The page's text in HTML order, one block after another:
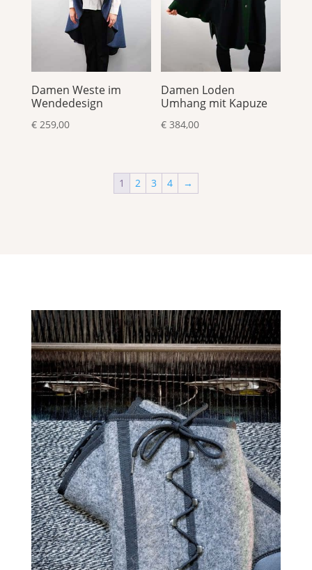
Damen Weste im
Wendedesign
€259,00
Damen Loden
Umhang mit Kapuze
€ 384,00
1 2 3 4 →